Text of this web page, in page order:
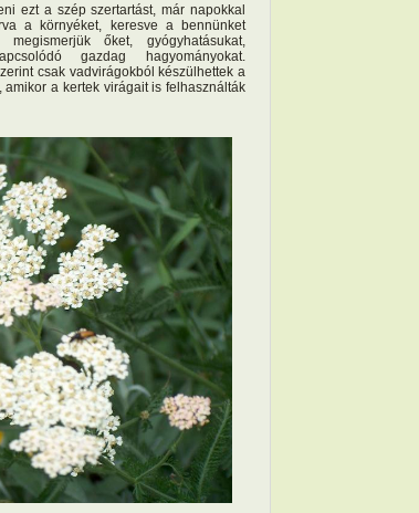
ezt a szép szertartást, már napokkal
a környéket, keresve a bennünket
őket, gyógyhatásukat,
gazdag hagyományokat.
csak vadvirágokból készülhettek a
a kertek virágait is felhasználták